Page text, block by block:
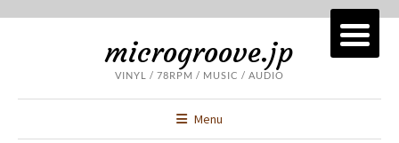
microgroove.jp
VINYL / 78RPM / MUSIC / AUDIO
Menu